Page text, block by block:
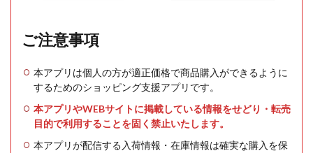
ご注意事項
本アプリは個人の方が適正価格で商品購入ができるように
するためのショッピング支援アプリです。
本アプリやWEBサイトに掲載している情報をせどり・転売
目的で利用することを固く禁止いたします。
本アプリが配信する入荷情報・在庫情報は確実な購入を保